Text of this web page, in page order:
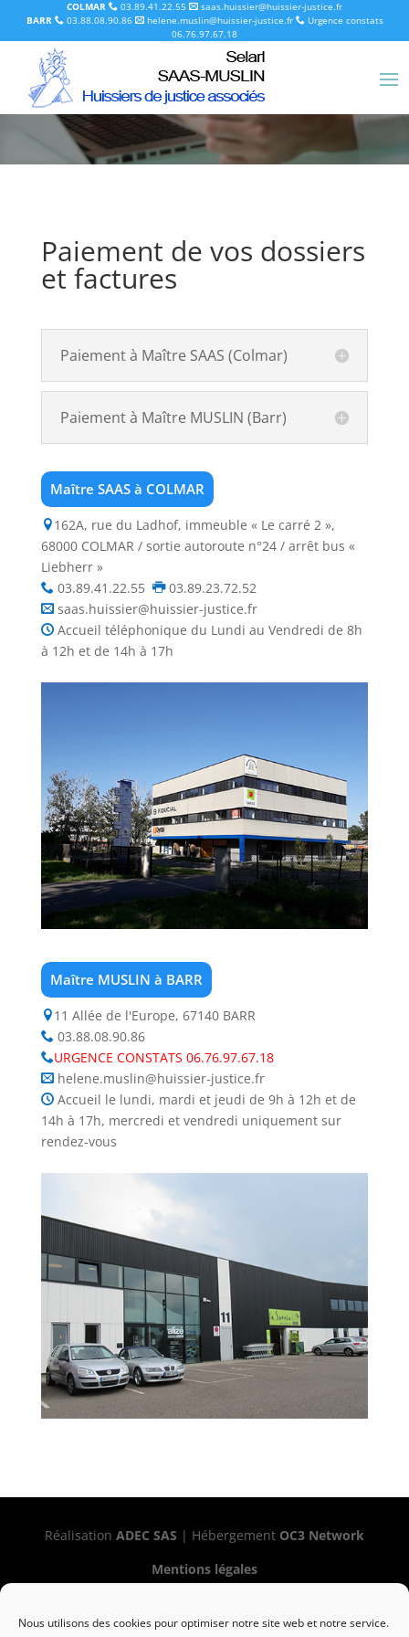
Nous utilisons des cookies pour optimiser notre site web et notre service.
COLMAR 03.89.41.22.55
saas.huissier@huissier-justice.fr
BARR
03.88.08.90.86 helene.muslin@huissier-justice.fr
Urgence constats
06.76.97.67.18
Moyens de paiement
Paiement de vos dossiers
et factures
Paiement à Maître SAAS (Colmar)
Paiement à Maître MUSLIN (Barr)
Maître SAAS à COLMAR
162A, rue du Ladhof, immeuble « Le carré 2 »,
68000 COLMAR / sortie autoroute n°24 / arrêt bus «
Liebherr »
03.89.41.22.55
03.89.23.72.52
saas.huissier@huissier-justice.fr
Accueil téléphonique du Lundi au Vendredi de 8h
à 12h et de 14h à 17h
Maître MUSLIN à BARR
11 Allée de l'Europe, 67140 BARR
03.88.08.90.86
URGENCE CONSTATS 06.76.97.67.18
helene.muslin@huissier-justice.fr
Accueil le lundi, mardi et jeudi de 9h à 12h et de
14h à 17h, mercredi et vendredi uniquement sur
rendez-vous
Réalisation ADEC SAS | Hébergement OC3 Network
Mentions légales